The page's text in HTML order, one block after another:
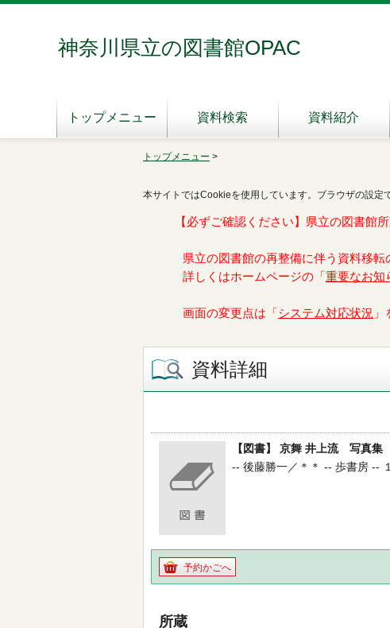
神奈川県立の図書館OPAC
トップメニュー 資料検索 資料紹介
トップメニュー >
本サイトではCookieを使用しています。ブラウザの設定
【必ずご確認ください】県立の図書館
県立の図書館の再整備に伴う資料移転
詳しくはホームページの「 重要なお知
画面の変更点は「 システム対応状況
資料詳細
【図書】 京舞 井上流 写真集
-- 後藤勝一／＊＊ -- 歩書房 --
予約かごへ
所蔵